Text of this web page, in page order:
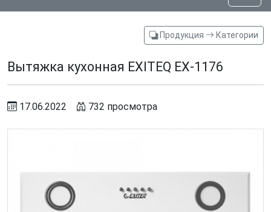
Продукция Категории
Вытяжка кухонная EXITEQ EX-1176
17.06.2022 732 просмотра